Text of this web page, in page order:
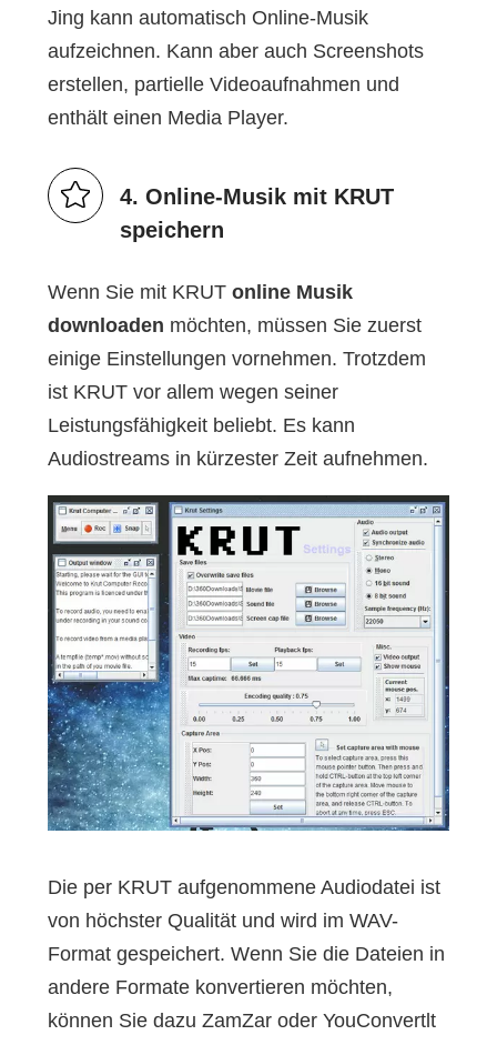
Jing kann automatisch Online-Musik
aufzeichnen. Kann aber auch Screenshots
erstellen, partielle Videoaufnahmen und
enthält einen Media Player.
4. Online-Musik mit KRUT
speichern
Wenn Sie mit KRUT online Musik
downloaden möchten, müssen Sie zuerst
einige Einstellungen vornehmen. Trotzdem
ist KRUT vor allem wegen seiner
Leistungsfähigkeit beliebt. Es kann
Audiostreams in kürzester Zeit aufnehmen.
Die per KRUT aufgenommene Audiodatei ist
von höchster Qualität und wird im WAV-
Format gespeichert. Wenn Sie die Dateien in
andere Formate konvertieren möchten,
können Sie dazu ZamZar oder YouConvertlt